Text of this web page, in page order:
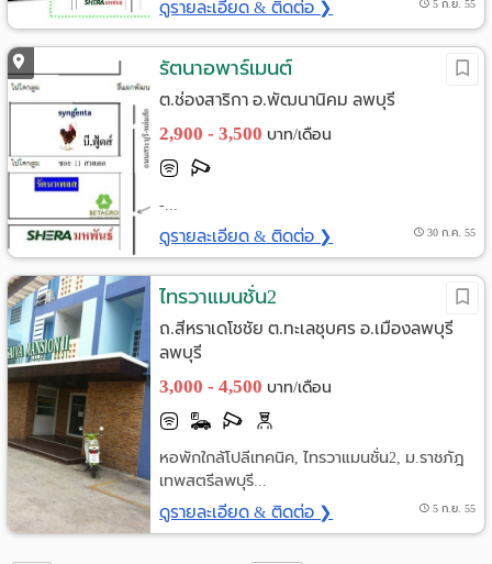
ดูรายละเอียด & ติดต่อ ❯ 5 ก.ย. 55
รัตนาอพาร์เมนต์
ต.ช่องสาริกา อ.พัฒนานิคม ลพบุรี
2,900 - 3,500 บาท/เดือน
-...
ดูรายละเอียด & ติดต่อ ❯ 30 ก.ค. 55
ไทรวาแมนชั่น2
ถ.สีหราเดโชชัย ต.ทะเลชุบศร อ.เมืองลพบุรี
ลพบุรี
3,000 - 4,500 บาท/เดือน
หอพักใกล้โปลีเทคนิค, ไทรวาแมนชั่น2, ม.ราชภัฎ
เทพสตรีลพบุรี...
ดูรายละเอียด & ติดต่อ ❯ 5 ก.ย. 55